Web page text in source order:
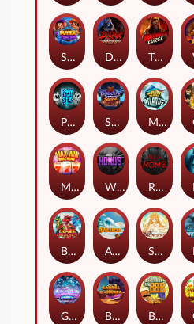
Avalanche
PRAY FOR SIX
SUN PRINCESS
THE WILDWOOD CURSE
Reign of Rome
Marlin Masters Atlantis
Max Win Machine
Blaze Buddies
Barrel Bonanza
Shadow Strike
Benny The Beer
Dark Summoning
Gronk's Gems
Wings of Horus
Super Twins